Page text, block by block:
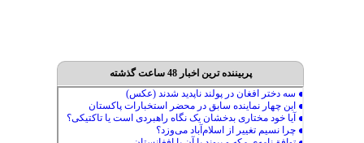
پربیننده ترین اخبار 48 ساعت گذشته